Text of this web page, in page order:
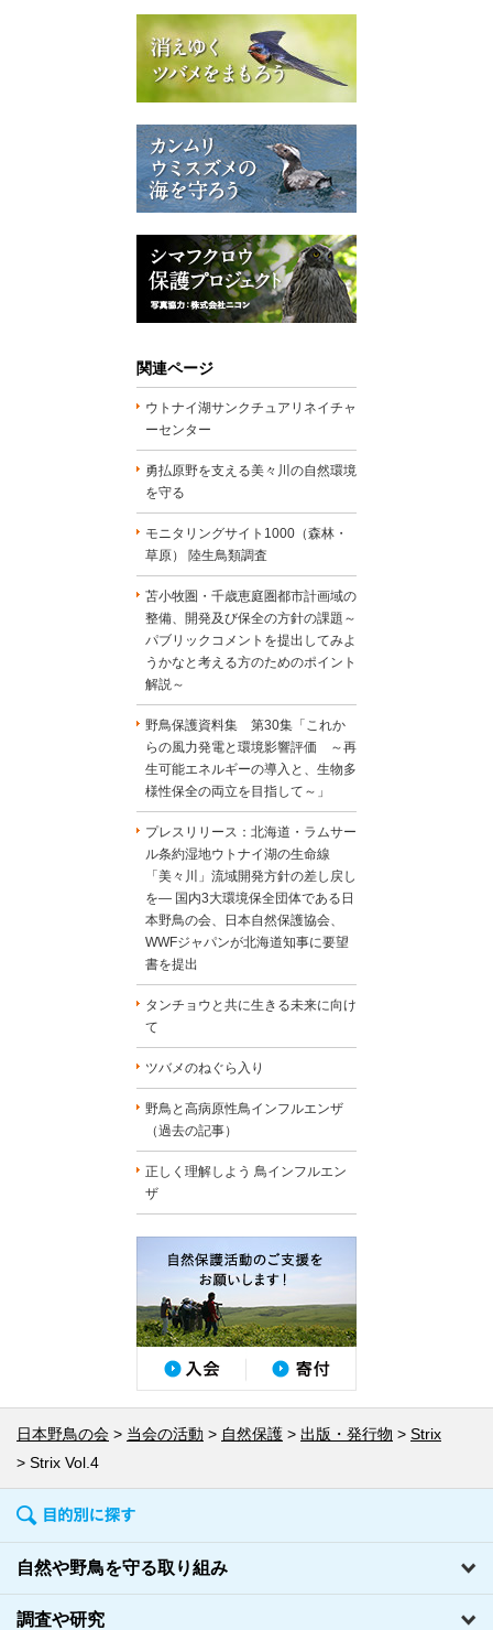
関連ページ
ウトナイ湖サンクチュアリネイチャ
ーセンター
勇払原野を支える美々川の自然環境
を守る
モニタリングサイト1000（森林・
草原） 陸生鳥類調査
苫小牧圏・千歳恵庭圏都市計画域の
整備、開発及び保全の方針の課題～
パブリックコメントを提出してみよ
うかなと考える方のためのポイント
解説～
野鳥保護資料集 第30集「これか
らの風力発電と環境影響評価 ～再
生可能エネルギーの導入と、生物多
様性保全の両立を目指して～」
プレスリリース：北海道・ラムサー
ル条約湿地ウトナイ湖の生命線
「美々川」流域開発方針の差し戻し
を― 国内3大環境保全団体である日
本野鳥の会、日本自然保護協会、
WWFジャパンが北海道知事に要望
書を提出
タンチョウと共に生きる未来に向け
て
ツバメのねぐら入り
野鳥と高病原性鳥インフルエンザ
（過去の記事）
正しく理解しよう 鳥インフルエン
ザ
日本野鳥の会 当会の活動 自然保護 出版・発行物
Strix
Strix Vol.4
自然や野鳥を守る取り組み
調査や研究